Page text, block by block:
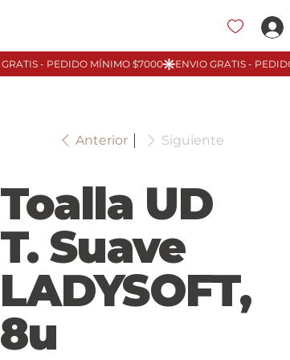
Anterior Siguiente
Toalla UD
T. Suave
LADYSOFT,
8u